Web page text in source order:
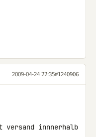
2009-04-24 22:35#1240906
innnerhalb